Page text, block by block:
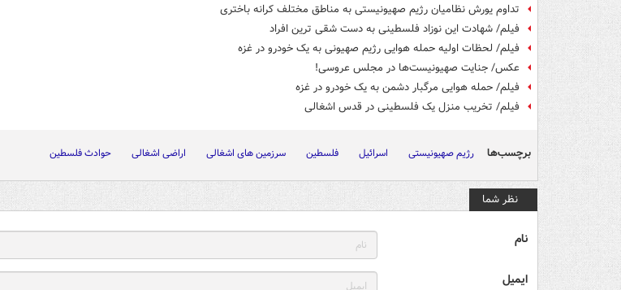
تداوم یورش نظامیان رژیم صهیونیستی به مناطق مختلف کرانه باختری
فیلم/ شهادت این نوزاد فلسطینی به دست شقی ترین افراد
فیلم/ لحظات اولیه حمله هوایی رژیم صهیونی به یک خودرو در غزه
عکس/ جنایت صهیونیست‌ها در مجلس عروسی!
فیلم/ حمله هوایی مرگبار دشمن به یک خودرو در غزه
فیلم/ تخریب منزل یک فلسطینی در قدس اشغالی
برچسب‌ها رژیم صهیونیستی اسرائیل فلسطین سرزمین های اشغالی اراضی اشغالی حوادث فلسطین
نظر شما
نام
ایمیل